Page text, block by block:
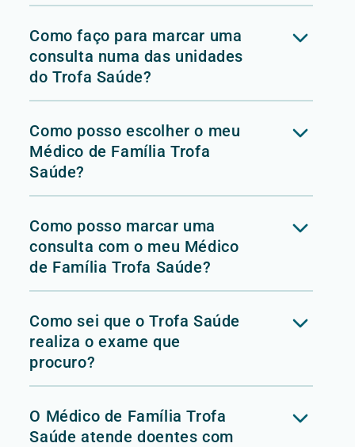
Como faço para marcar uma
consulta numa das unidades
do Trofa Saúde?
Como posso escolher o meu
Médico de Família Trofa
Saúde?
Como posso marcar uma
consulta com o meu Médico
de Família Trofa Saúde?
Como sei que o Trofa Saúde
realiza o exame que
procuro?
O Médico de Família Trofa
Saúde atende doentes com